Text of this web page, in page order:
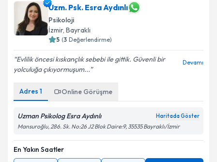
Uzm. Psk. Esra Aydınlı
Psikoloji
İzmir, Bayraklı
5 (3 Değerlendirme)
Evlilik öncesi kıskançlık sebebi ile gittik. Güvenli bir
yolculuğa çıkıyormuşum...
Devamı
Adres 1 Online Görüşme
Uzman Psikolog Esra Aydınlı Haritada Göster
Mansuroğlu, 286. Sk. No:26 J2 Blok Daire:9, 35535 Bayraklı/İzmir
En Yakın Saatler